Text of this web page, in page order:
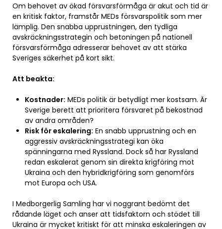
Om behovet av ökad försvarsförmåga är akut och tid är
en kritisk faktor, framstår MEDs försvarspolitik som mer
lämplig. Den snabba upprustningen, den tydliga
avskräckningsstrategin och betoningen på nationell
försvarsförmåga adresserar behovet av att stärka
Sveriges säkerhet på kort sikt.
Att beakta:
Kostnader: MEDs politik är betydligt mer kostsam. Är
Sverige berett att prioritera försvaret på bekostnad
av andra områden?
Risk för eskalering: En snabb upprustning och en
aggressiv avskräckningsstrategi kan öka
spänningarna med Ryssland. Dock så har Ryssland
redan eskalerat genom sin direkta krigföring mot
Ukraina och den hybridkrigföring som genomförs
mot Europa och USA.
I Medborgerlig Samling har vi noggrant bedömt det
rådande läget och anser att tidsfaktorn och stödet till
Ukraina är mycket kritiskt för att minska eskaleringen av